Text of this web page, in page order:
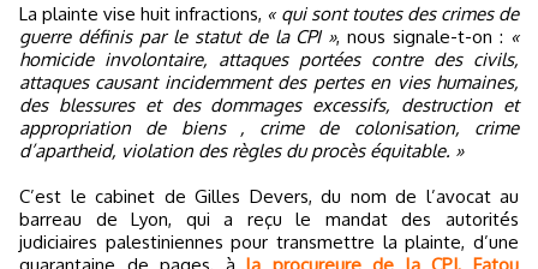
La plainte vise huit infractions, « qui sont toutes des crimes de
guerre définis par le statut de la CPI », nous signale-t-on : «
homicide involontaire, attaques portées contre des civils,
attaques causant incidemment des pertes en vies humaines,
des blessures et des dommages excessifs, destruction et
appropriation de biens , crime de colonisation, crime
d’apartheid, violation des règles du procès équitable. »
C’est le cabinet de Gilles Devers, du nom de l’avocat au
barreau de Lyon, qui a reçu le mandat des autorités
judiciaires palestiniennes pour transmettre la plainte, d’une